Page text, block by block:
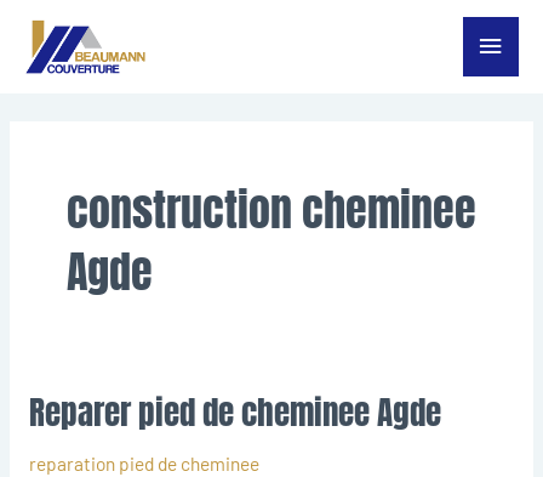
Aller
Menu
construction cheminee
Agde
Reparer pied de cheminee Agde
reparation pied de cheminee
Reparer
pied
de